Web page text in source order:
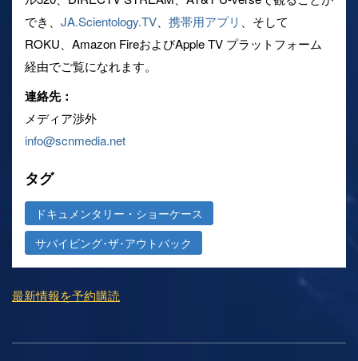
でき、 JA.Scientology.TV 携帯用アプリ
、そして
ROKU、Amazon FireおよびApple TV プラットフォーム
経由でご覧になれます。
連絡先：
メディア渉外
info@scnmedia.net
タグ
ドキュメンタリー・ショーケース
サバイビング･ザ･アウトバック
最新情報を予約購読